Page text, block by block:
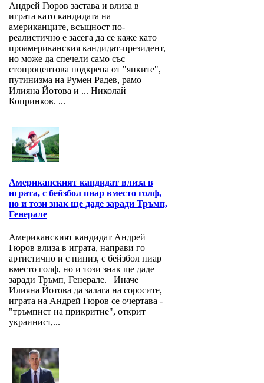
Андрей Гюров застава и влиза в
играта като кандидата на
американците, всъщност по-
реалистично е засега да се каже като
проамериканския кандидат-президент,
но може да спечели само със
стопроцентова подкрепа от "янките",
путинизма на Румен Радев, рамо
Илияна Йотова и ... Николай
Копринков. ...
Американският кандидат влиза в
играта, с бейзбол пиар вместо голф,
но и този знак ще даде заради Тръмп,
Генерале
Американският кандидат Андрей
Гюров влиза в играта, направи го
артистично и с пиниз, с бейзбол пиар
вместо голф, но и този знак ще даде
заради Тръмп, Генерале. Иначе
Илияна Йотова да залага на соросите,
играта на Андрей Гюров се очертава -
"тръмпист на прикритие", открит
украинист,...